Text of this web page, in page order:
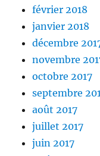
février 2018
janvier 2018
décembre
novembre
octobre 2017
septembre
août 2017
juillet 2017
juin 2017